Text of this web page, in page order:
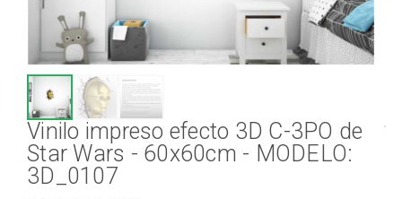
Vinilo impreso efecto 3D C-3PO de
Star Wars - 60x60cm - MODELO:
3D_0107